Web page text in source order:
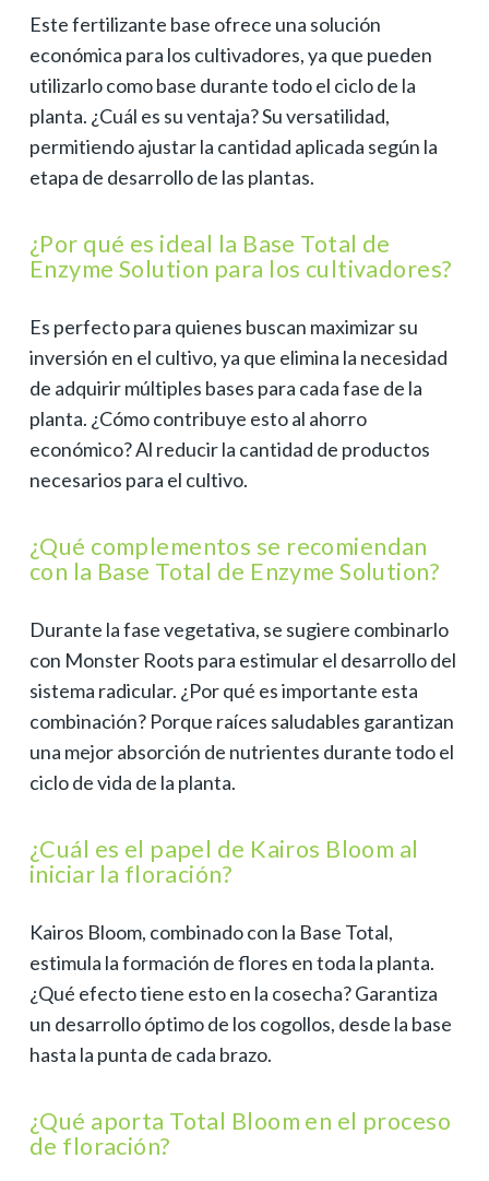
Este fertilizante base ofrece una solución
económica para los cultivadores, ya que pueden
utilizarlo como base durante todo el ciclo de la
planta. ¿Cuál es su ventaja? Su versatilidad,
permitiendo ajustar la cantidad aplicada según la
etapa de desarrollo de las plantas.
¿Por qué es ideal la Base Total de
Enzyme Solution para los cultivadores?
Es perfecto para quienes buscan maximizar su
inversión en el cultivo, ya que elimina la necesidad
de adquirir múltiples bases para cada fase de la
planta. ¿Cómo contribuye esto al ahorro
económico? Al reducir la cantidad de productos
necesarios para el cultivo.
¿Qué complementos se recomiendan
con la Base Total de Enzyme Solution?
Durante la fase vegetativa, se sugiere combinarlo
con Monster Roots para estimular el desarrollo del
sistema radicular. ¿Por qué es importante esta
combinación? Porque raíces saludables garantizan
una mejor absorción de nutrientes durante todo el
ciclo de vida de la planta.
¿Cuál es el papel de Kairos Bloom al
iniciar la floración?
Kairos Bloom, combinado con la Base Total,
estimula la formación de flores en toda la planta.
¿Qué efecto tiene esto en la cosecha? Garantiza
un desarrollo óptimo de los cogollos, desde la base
hasta la punta de cada brazo.
¿Qué aporta Total Bloom en el proceso
de floración?